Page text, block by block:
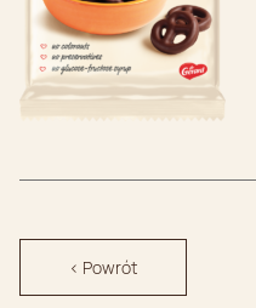
< Powrót